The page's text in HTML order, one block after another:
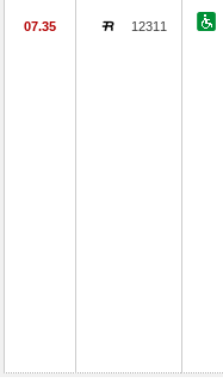
07.35 12311